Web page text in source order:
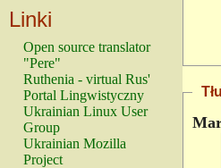
Linki
Open source translator
"Pere"
Ruthenia - virtual Rus'
Portal Lingwistyczny
Ukrainian Linux User
Group
Ukrainian Mozilla
Project